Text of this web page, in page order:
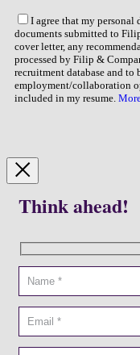
I agree that my personal
documents submitted to
cover letter, any
processed by Filip &
recruitment database and
employment/collaboration
included in my resume.
Think ahead!